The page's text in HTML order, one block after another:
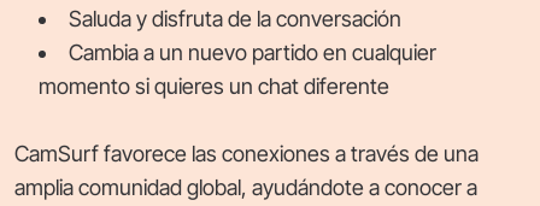
Saluda y disfruta de la conversación
Cambia a un nuevo partido en cualquier
momento si quieres un chat diferente
CamSurf favorece las conexiones a través de una
amplia comunidad global, ayudándote a conocer a